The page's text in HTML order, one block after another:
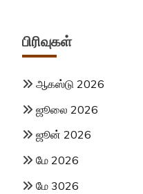
பிரிவுகள்
ஆகஸ்டு 2026
ஜூலை 2026
ஜூன் 2026
மே 2026
மே 3026